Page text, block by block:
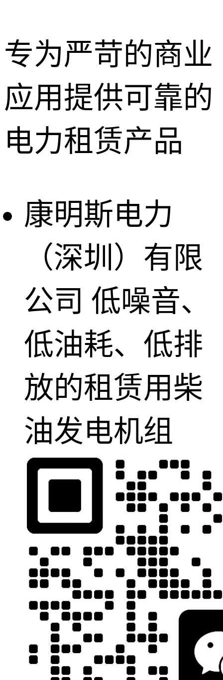
专为严苛的商业
应用提供可靠的
电力租赁产品
康明斯电力
（深圳）有限
公司 低噪音、
低油耗、低排
放的租赁用柴
油发电机组
深圳租赁服
惠州租赁服
务
东莞租赁服